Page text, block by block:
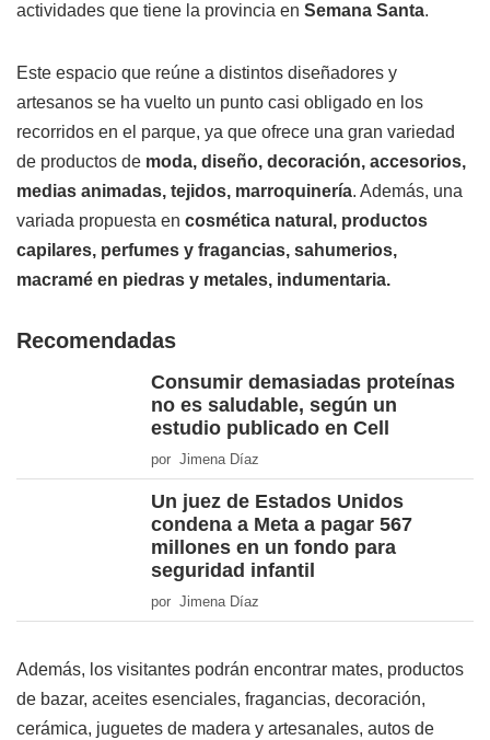
actividades que tiene la provincia en Semana Santa.
Este espacio que reúne a distintos diseñadores y
artesanos se ha vuelto un punto casi obligado en los
recorridos en el parque, ya que ofrece una gran variedad
de productos de moda, diseño, decoración, accesorios,
medias animadas, tejidos, marroquinería. Además, una
variada propuesta en cosmética natural, productos
capilares, perfumes y fragancias, sahumerios,
macramé en piedras y metales, indumentaria.
Recomendadas
Consumir demasiadas proteínas
no es saludable, según un
estudio publicado en Cell
por Jimena Díaz
Un juez de Estados Unidos
condena a Meta a pagar 567
millones en un fondo para
seguridad infantil
por Jimena Díaz
Además, los visitantes podrán encontrar mates, productos
de bazar, aceites esenciales, fragancias, decoración,
cerámica, juguetes de madera y artesanales, autos de